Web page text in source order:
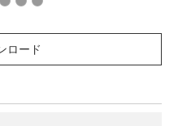
ロード